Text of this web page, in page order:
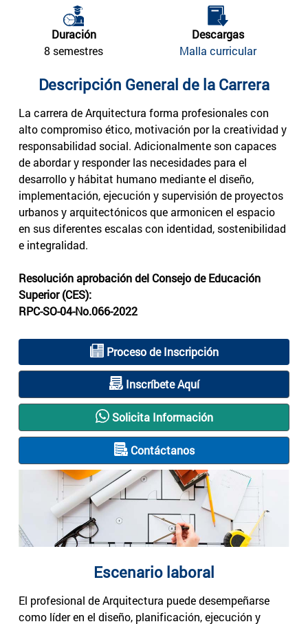
Duración
8 semestres
Descargas
Malla curricular
Descripción General de la Carrera
La carrera de Arquitectura forma profesionales con
alto compromiso ético, motivación por la creatividad y
responsabilidad social. Adicionalmente son capaces
de abordar y responder las necesidades para el
desarrollo y hábitat humano mediante el diseño,
implementación, ejecución y supervisión de proyectos
urbanos y arquitectónicos que armonicen el espacio
en sus diferentes escalas con identidad, sostenibilidad
e integralidad.
Resolución aprobación del Consejo de Educación
Superior (CES):
RPC-SO-04-No.066-2022
Proceso de Inscripción
Inscríbete Aquí
Solicita Información
Contáctanos
Escenario laboral
El profesional de Arquitectura puede desempeñarse
como líder en el diseño, planificación, ejecución y